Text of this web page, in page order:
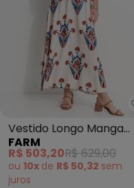
Vestido Longo Manga
Indra (Bege)
FARM
R$ 503,20R$ 629,00
ou 10x de R$ 50,32 sem
juros